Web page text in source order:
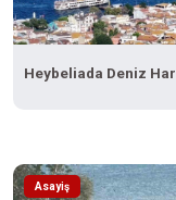
Heybeliada Deniz
Asayiş